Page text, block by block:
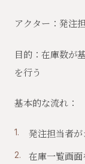
アクター：発注
目的：在庫数が
を行う
基本的な流れ：
発注担当者
在庫一覧画